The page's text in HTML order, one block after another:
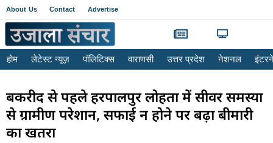
About Us Contact Advertise
होम लेटेस्ट न्यूज़ पॉलिटिक्स वाराणसी उत्तर प्रदेश नेशनल
बकरीद से पहले हरपालपुर लोहता में सीवर समस्या
से ग्रामीण परेशान, सफाई न होने पर बढ़ा बीमारी
का खतरा